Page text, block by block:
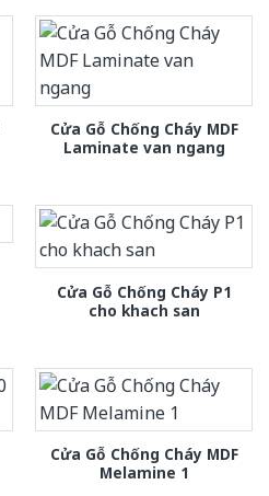
Cửa Gỗ Chống Cháy MDF
Laminate van ngang
Cửa Gỗ Chống Cháy P1
cho khach san
Cửa Gỗ Chống Cháy MDF
Melamine 1